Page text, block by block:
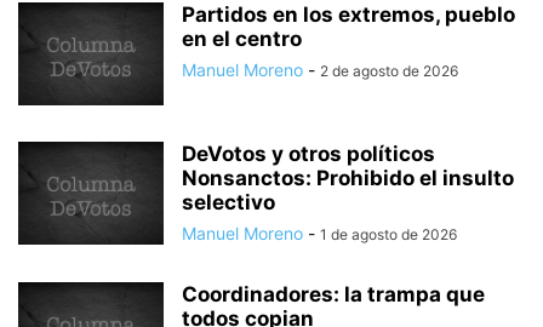
Partidos en los extremos, pueblo
en el centro
Manuel Moreno - 2 de agosto de 2026
DeVotos y otros políticos
Nonsanctos: Prohibido el insulto
selectivo
Manuel Moreno - 1 de agosto de 2026
Coordinadores: la trampa que
todos copian